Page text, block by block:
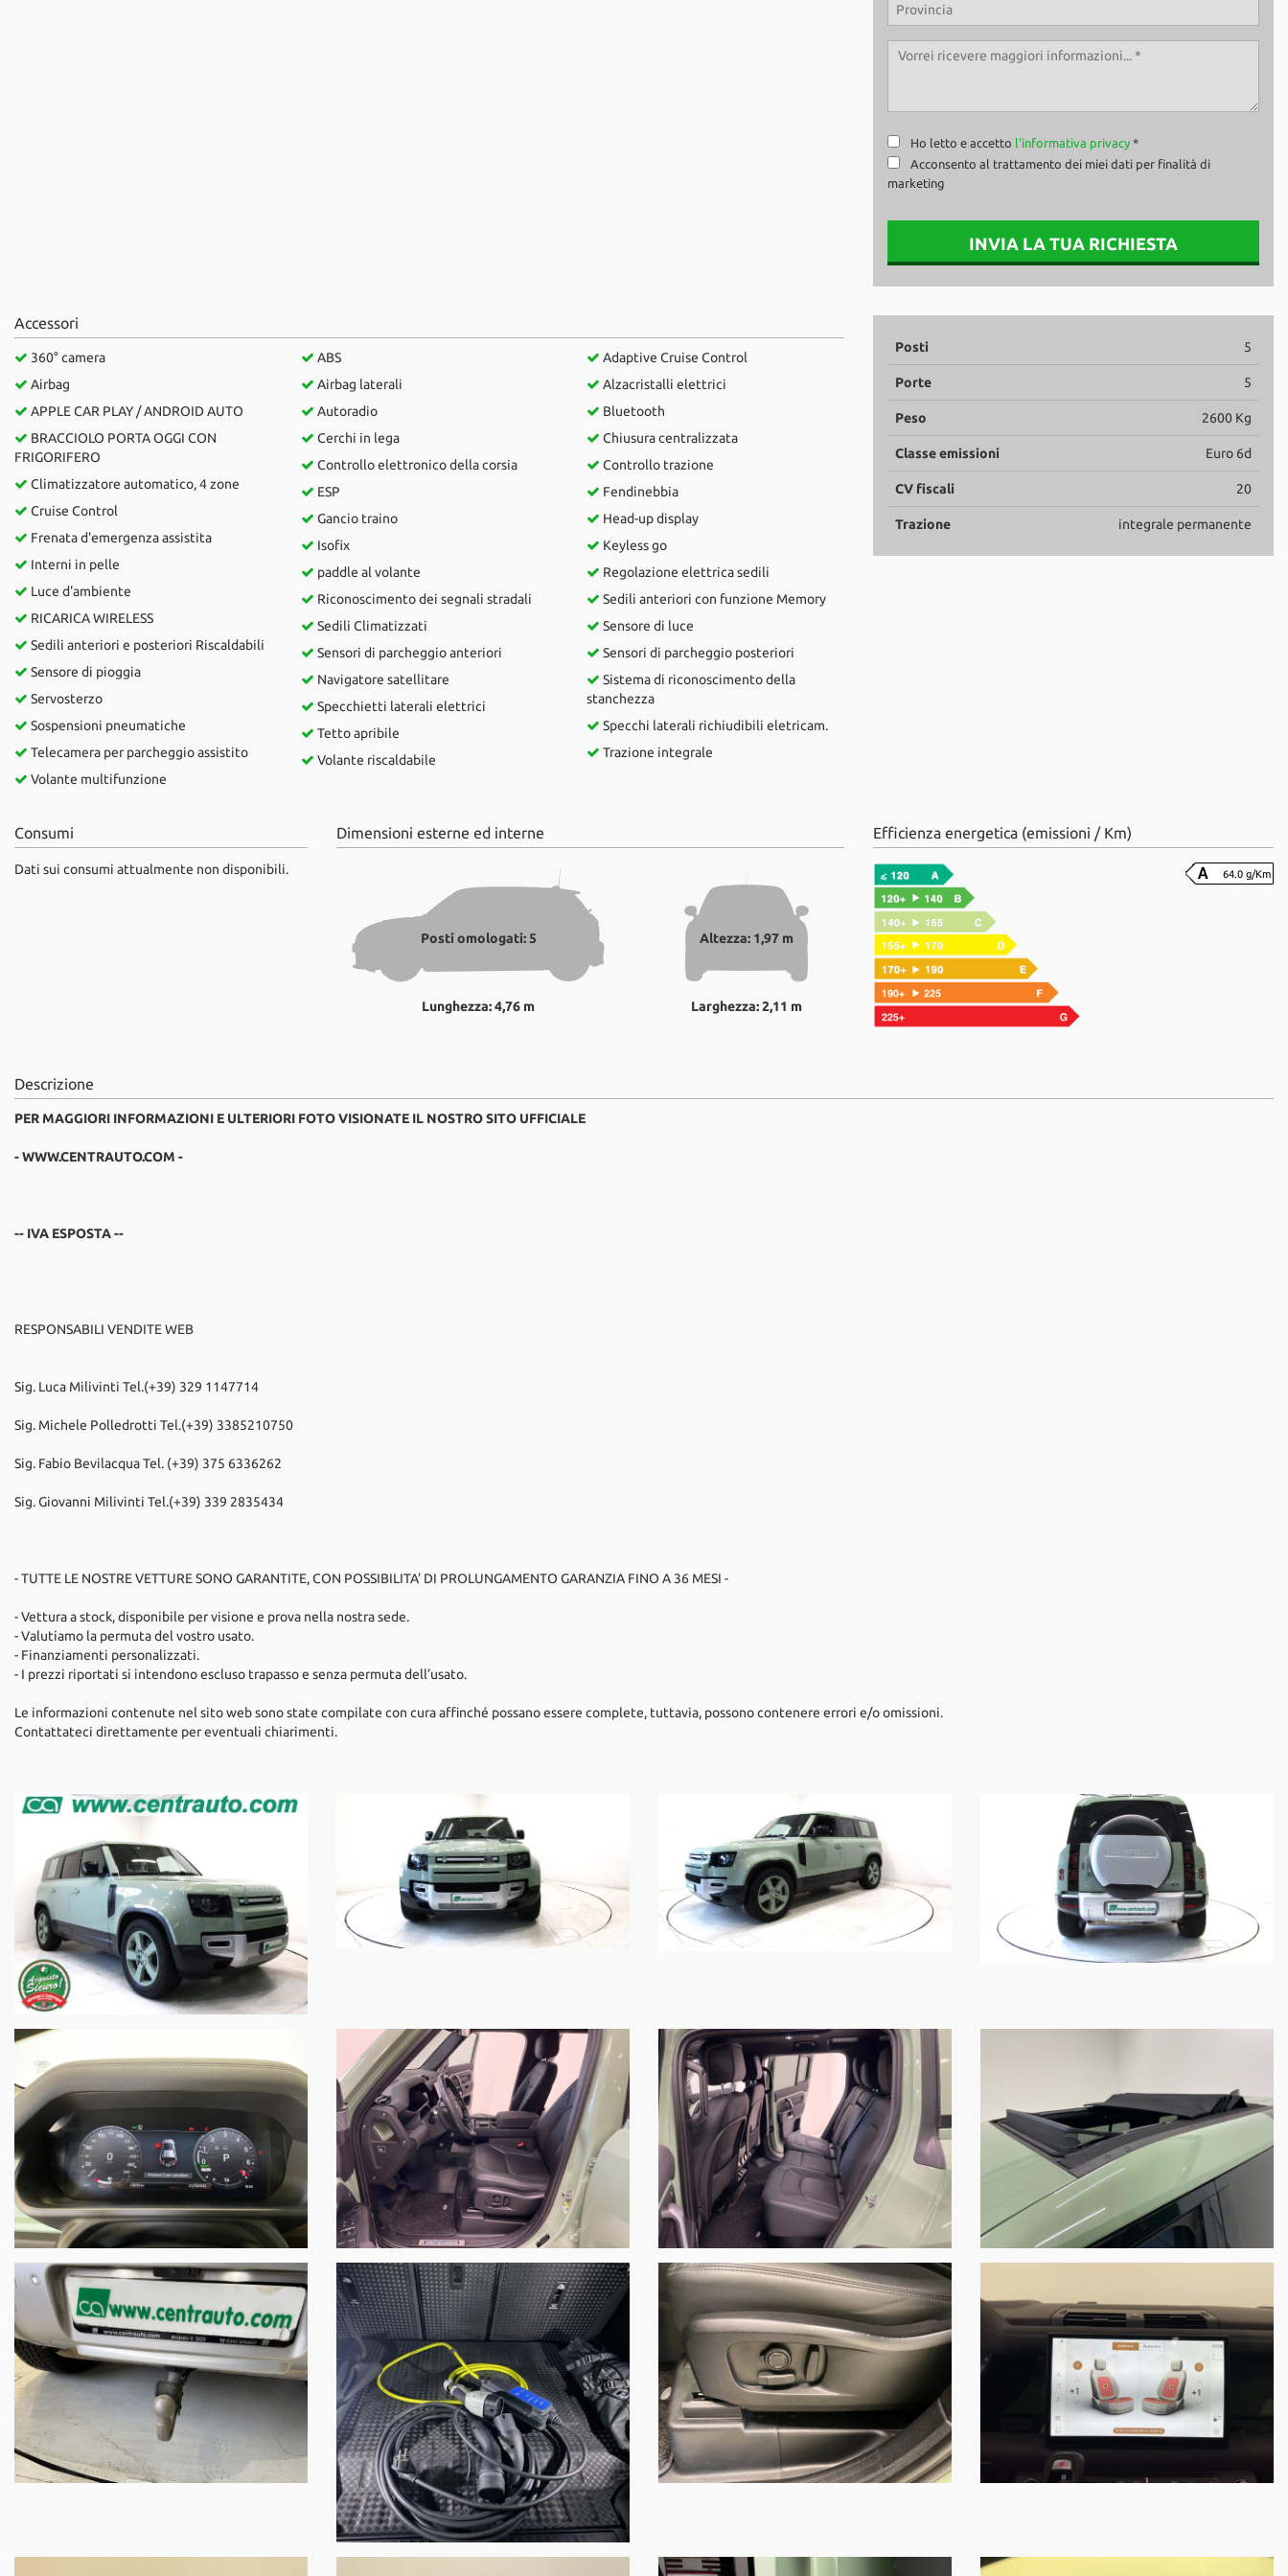
Ho letto e accetto l'informativa privacy *
Acconsento al trattamento dei miei dati per finalità di
marketing
INVIA LA TUA RICHIESTA
Accessori
360° camera
Airbag
APPLE CAR PLAY / ANDROID AUTO
BRACCIOLO PORTA OGGI CON
FRIGORIFERO
Climatizzatore automatico, 4 zone
Cruise Control
Frenata d'emergenza assistita
Interni in pelle
Luce d'ambiente
RICARICA WIRELESS
Sedili anteriori e posteriori Riscaldabili
Sensore di pioggia
Servosterzo
Sospensioni pneumatiche
Telecamera per parcheggio assistito
Volante multifunzione
ABS
Airbag laterali
Autoradio
Cerchi in lega
Controllo elettronico della corsia
ESP
Gancio traino
Isofix
paddle al volante
Riconoscimento dei segnali stradali
Sedili Climatizzati
Sensori di parcheggio anteriori
Navigatore satellitare
Specchietti laterali elettrici
Tetto apribile
Volante riscaldabile
Adaptive Cruise Control
Alzacristalli elettrici
Bluetooth
Chiusura centralizzata
Controllo trazione
Fendinebbia
Head-up display
Keyless go
Regolazione elettrica sedili
Sedili anteriori con funzione Memory
Sensore di luce
Sensori di parcheggio posteriori
Sistema di riconoscimento della
stanchezza
Specchi laterali richiudibili eletricam.
Trazione integrale
Posti 5
Porte 5
Peso 2600 Kg
Classe emissioni Euro 6d
CV fiscali 20
Trazione integrale permanente
Consumi
Dati sui consumi attualmente non disponibili.
Dimensioni esterne ed interne
Posti omologati: 5
Lunghezza: 4,76 m
Altezza: 1,97 m
Larghezza: 2,11 m
Efficienza energetica (emissioni / Km)
64.0 g/Km
Descrizione
PER MAGGIORI INFORMAZIONI E ULTERIORI FOTO VISIONATE IL NOSTRO SITO UFFICIALE
- WWW.CENTRAUTO.COM -
-- IVA ESPOSTA --
RESPONSABILI VENDITE WEB
Sig. Luca Milivinti Tel.(+39) 329 1147714
Sig. Michele Polledrotti Tel.(+39) 3385210750
Sig. Fabio Bevilacqua Tel. (+39) 375 6336262
Sig. Giovanni Milivinti Tel.(+39) 339 2835434
- TUTTE LE NOSTRE VETTURE SONO GARANTITE, CON POSSIBILITA' DI PROLUNGAMENTO GARANZIA FINO A 36 MESI -
- Vettura a stock, disponibile per visione e prova nella nostra sede.
- Valutiamo la permuta del vostro usato.
- Finanziamenti personalizzati.
- I prezzi riportati si intendono escluso trapasso e senza permuta dell’usato.
Le informazioni contenute nel sito web sono state compilate con cura affinché possano essere complete, tuttavia, possono contenere errori e/o omissioni.
Contattateci direttamente per eventuali chiarimenti.
in
momento.
Cookie necessari
Cookie delle preferenze
Cookie per il miglioramento dell'esperienza utente
Cookie analitici
Cookie di marketing